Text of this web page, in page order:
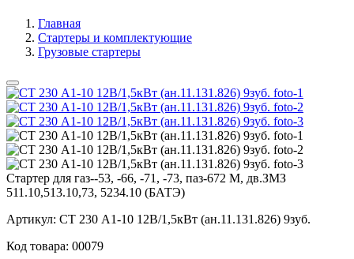
Главная
Стартеры и комплектующие
Грузовые стартеры
Стартер для газ--53, -66, -71, -73, паз-672 М, дв.ЗМЗ
511.10,513.10,73, 5234.10 (БАТЭ)
Артикул: СТ 230 А1-10 12В/1,5кВт (ан.11.131.826) 9зуб.
Код товара: 00079